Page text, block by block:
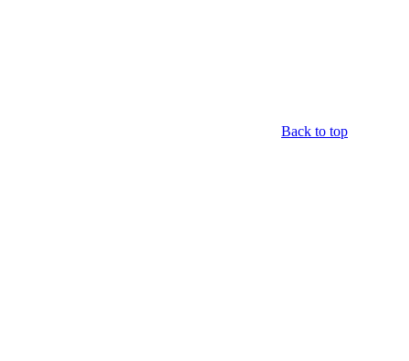
Back to top